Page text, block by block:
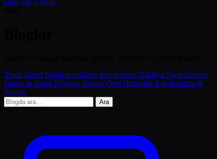
Giriş yap Üye ol
Tümü Genel Nakliyat nakliyat Şehirlerarası Nakliyat Fiyat Rehberi
Güven & KararBölgesel RehberÖzel HizmetlerKarşılaştırma &
Rehber
Ara